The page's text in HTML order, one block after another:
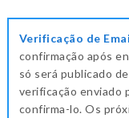
Verificação de
confirmação após
só será publicado
verificação enviado
confirma-lo. Os